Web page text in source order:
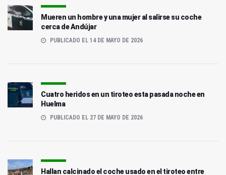
Mueren un hombre y una mujer al salirse su coche
cerca de Andújar
PUBLICADO EL 14 DE MAYO DE 2026
Cuatro heridos en un tiroteo esta pasada noche en
Huelma
PUBLICADO EL 27 DE MAYO DE 2026
Hallan calcinado el coche usado en el tiroteo entre